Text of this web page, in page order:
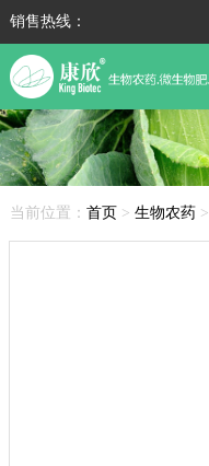
销售热线：
当前位置： 首页 > 生物农药>